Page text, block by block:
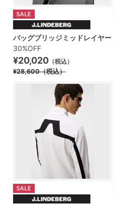
バッグブリッジミッドレイヤー
30%OFF
¥20,020 （税込）
¥28,600（税込）